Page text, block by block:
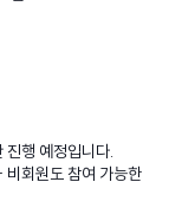
행 예정입니다.
회원도 참여 가능한